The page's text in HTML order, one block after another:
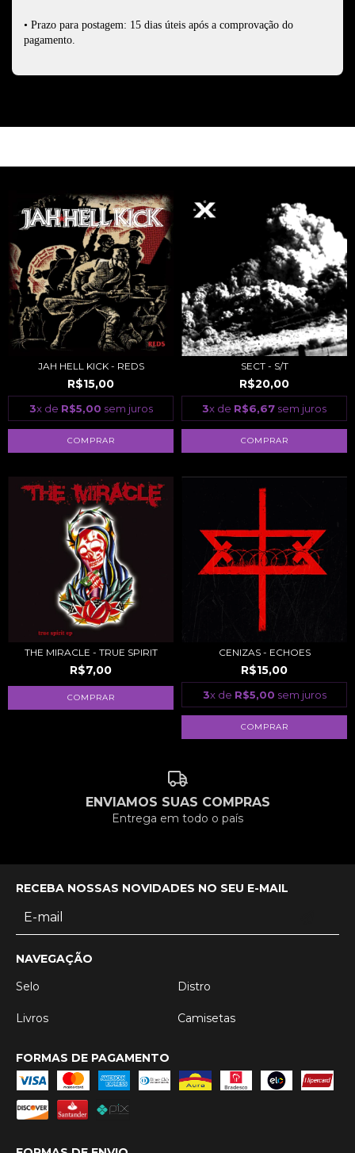
• Prazo para postagem: 15 dias úteis após a comprovação do
pagamento.
JAH HELL KICK - REDS
R$15,00
3x de R$5,00 sem juros
SECT - S/T
R$20,00
3x de R$6,67 sem juros
THE MIRACLE - TRUE SPIRIT
R$7,00
CENIZAS - ECHOES
R$15,00
3x de R$5,00 sem juros
ENVIAMOS SUAS COMPRAS
Entrega em todo o país
RECEBA NOSSAS NOVIDADES NO SEU E-MAIL
NAVEGAÇÃO
Selo
Distro
Livros Camisetas
FORMAS DE PAGAMENTO